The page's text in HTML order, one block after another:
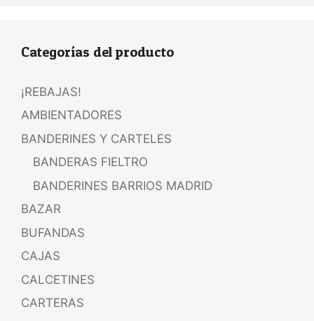
Categorías del producto
¡REBAJAS!
AMBIENTADORES
BANDERINES Y CARTELES
BANDERAS FIELTRO
BANDERINES BARRIOS MADRID
BAZAR
BUFANDAS
CAJAS
CALCETINES
CARTERAS